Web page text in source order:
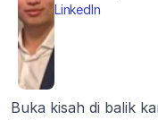
LinkedIn
Buka kisah di balik